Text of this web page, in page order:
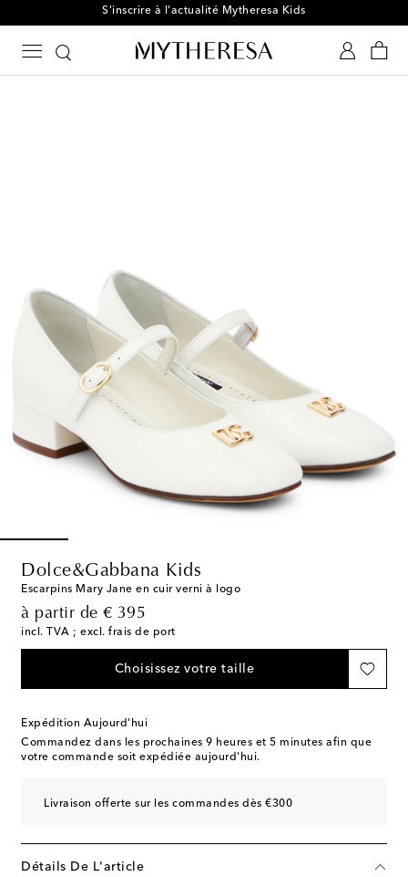
S'inscrire à l'actualité Mytheresa Kids
Dolce&Gabbana Kids
Escarpins Mary Jane en cuir verni à logo
à partir de € 395
original price
incl. TVA ; excl. frais de port
Choisissez votre taille
Expédition Aujourd'hui
Commandez dans les prochaines 9 heures et 5 minutes afin que
votre commande soit expédiée aujourd'hui.
Livraison offerte sur les commandes dès €300
Détails De L'article